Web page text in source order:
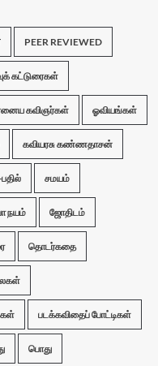
PEER REVIEWED
கட்டுரைகள்
கவிஞர்கள் ஓவியங்கள்
கவியரசு கண்ணதாசன்
சமயம்
நயம் ஜோதிடம்
தொடர்கதை
படக்கவிதைப் போட்டிகள்
பொது